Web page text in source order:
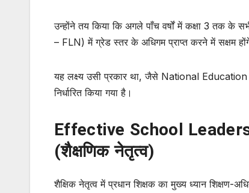
उन्होंने तय किया कि अगले पाँच वर्षों में कक्षा 3 तक
– FLN) में ग्रेड स्तर के अधिगम प्राप्त करने में सक्षम
यह लक्ष्य उसी प्रकार था, जैसे National
निर्धारित किया गया है।
Effective School
(शैक्षणिक नेतृत्व)
शैक्षिक नेतृत्व में प्रधान शिक्षक का मुख्य ध्यान शिक्षण-